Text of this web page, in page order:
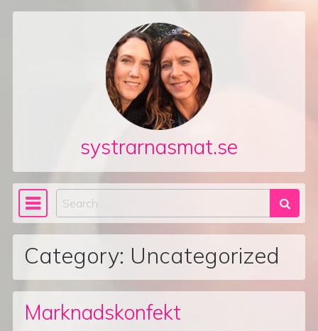
systrarnasmat.se
Main Navigation
Search
Category: Uncategorized
Marknadskonfekt